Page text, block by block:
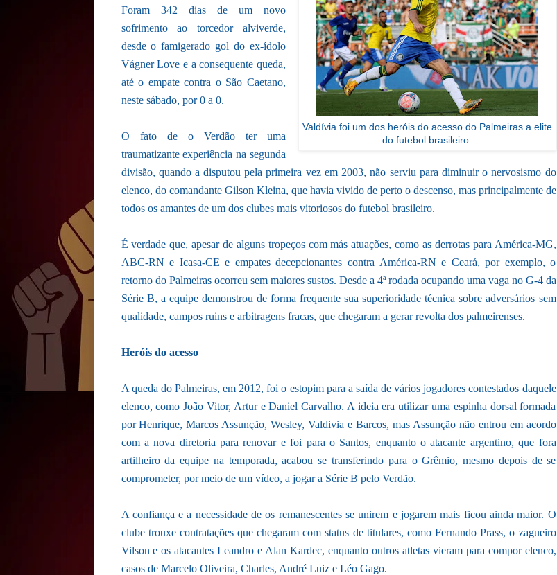
Valdívia foi um dos heróis do acesso do Palmeiras a elite
do futebol brasileiro.
Foram 342 dias de um novo
sofrimento ao torcedor alviverde,
desde o famigerado gol do ex-ídolo
Vágner Love e a consequente queda,
até o empate contra o São Caetano,
neste sábado, por 0 a 0.
O fato de o Verdão ter uma
traumatizante experiência na segunda
divisão, quando a disputou pela primeira vez em 2003, não serviu para diminuir o nervosismo do
elenco, do comandante Gilson Kleina, que havia vivido de perto o descenso, mas principalmente de
todos os amantes de um dos clubes mais vitoriosos do futebol brasileiro.
É verdade que, apesar de alguns tropeços com más atuações, como as derrotas para América-MG,
ABC-RN e Icasa-CE e empates decepcionantes contra América-RN e Ceará, por exemplo, o
retorno do Palmeiras ocorreu sem maiores sustos. Desde a 4ª rodada ocupando uma vaga no G-4 da
Série B, a equipe demonstrou de forma frequente sua superioridade técnica sobre adversários sem
qualidade, campos ruins e arbitragens fracas, que chegaram a gerar revolta dos palmeirenses.
Heróis do acesso
A queda do Palmeiras, em 2012, foi o estopim para a saída de vários jogadores contestados daquele
elenco, como João Vitor, Artur e Daniel Carvalho. A ideia era utilizar uma espinha dorsal formada
por Henrique, Marcos Assunção, Wesley, Valdivia e Barcos, mas Assunção não entrou em acordo
com a nova diretoria para renovar e foi para o Santos, enquanto o atacante argentino, que fora
artilheiro da equipe na temporada, acabou se transferindo para o Grêmio, mesmo depois de se
comprometer, por meio de um vídeo, a jogar a Série B pelo Verdão.
A confiança e a necessidade de os remanescentes se unirem e jogarem mais ficou ainda maior. O
clube trouxe contratações que chegaram com status de titulares, como Fernando Prass, o zagueiro
Vilson e os atacantes Leandro e Alan Kardec, enquanto outros atletas vieram para compor elenco,
casos de Marcelo Oliveira, Charles, André Luiz e Léo Gago.